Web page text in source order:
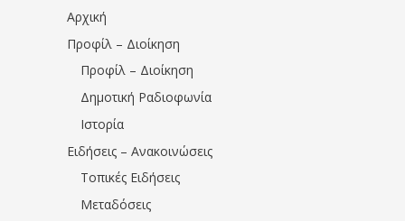
Αρχική
Προφίλ – Διοίκηση
Προφίλ – Διοίκηση
Δημοτική Ραδιοφωνία
Ιστορία
Ειδήσεις – Ανακοινώσεις
Τοπικές Ειδήσεις
Μεταδόσεις